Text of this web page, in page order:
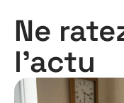
Ne
l'actu